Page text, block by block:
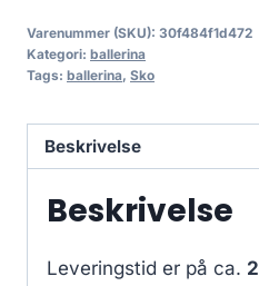
Varenummer (SKU): 30f484f1d472
Kategori: ballerina
Tags: ballerina, Sko
Beskrivelse
Beskrivelse
Leveringstid er på ca. 2